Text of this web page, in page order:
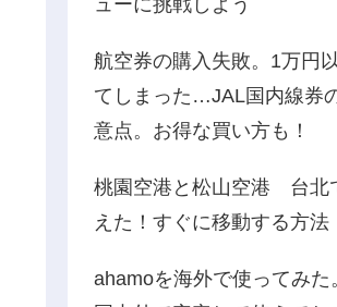
ューに挑戦しよう
航空券の購入失敗。1万円
てしまった…JAL国内線券
意点。お得な買い方も！
桃園空港と松山空港 台北
えた！すぐに移動する方法
ahamoを海外で使ってみた